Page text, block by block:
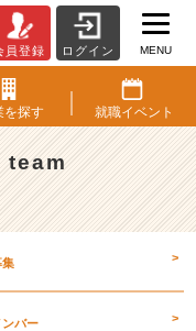
員登録 ログイン MENU
を探す 就職イベント
team
集 >
ンバー >